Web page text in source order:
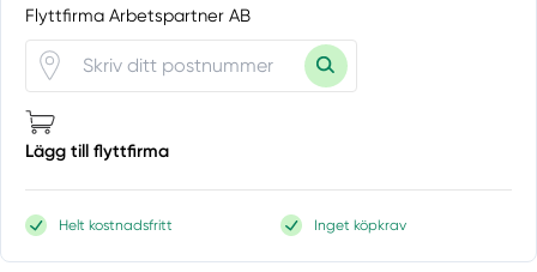
Flyttfirma Arbetspartner AB
Lägg till flyttfirma
Helt kostnadsfritt Inget köpkrav